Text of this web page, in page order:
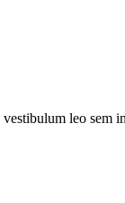
leo sem